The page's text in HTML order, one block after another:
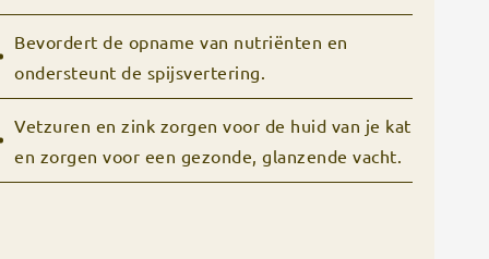
Bevordert de opname van nutriënten en
ondersteunt de spijsvertering.
Vetzuren en zink zorgen voor de huid van je kat
en zorgen voor een gezonde, glanzende vacht.